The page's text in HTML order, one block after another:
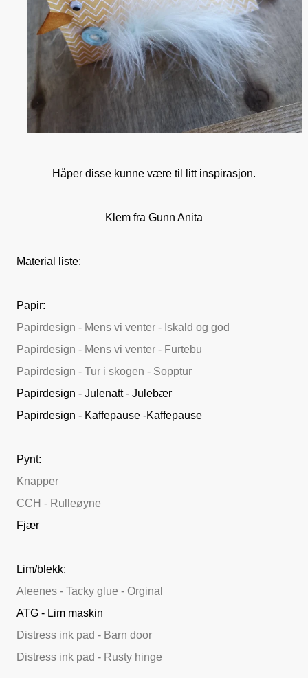
Håper disse kunne være til litt inspirasjon.
Klem fra Gunn Anita
Material liste:
Papir:
Papirdesign - Mens vi venter - Iskald og god
Papirdesign - Mens vi venter - Furtebu
Papirdesign - Tur i skogen - Sopptur
Papirdesign - Julenatt - Julebær
Papirdesign - Kaffepause -Kaffepause
Pynt:
Knapper
CCH - Rulleøyne
Fjær
Lim/blekk:
Aleenes - Tacky glue - Orginal
ATG - Lim maskin
Distress ink pad - Barn door
Distress ink pad - Rusty hinge